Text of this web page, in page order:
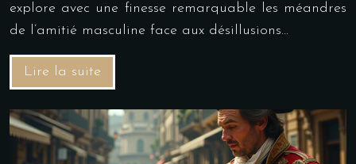
explore avec une finesse remarquable les méandres
de l’amitié masculine face aux désillusions…
Lire la suite